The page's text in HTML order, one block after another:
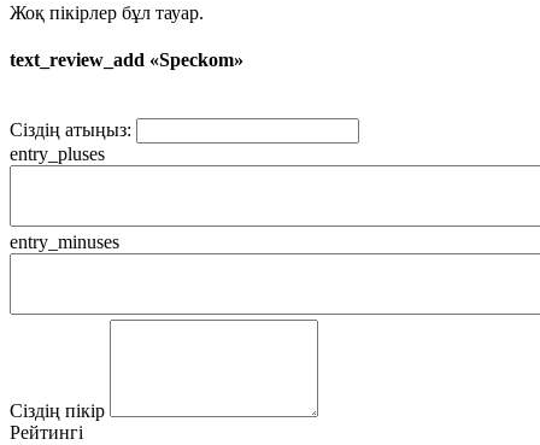
Жоқ пікірлер бұл тауар.
text_review_add «Speckom»
Сіздің атыңыз:
entry_pluses
entry_minuses
Сіздің пікір
Рейтингі